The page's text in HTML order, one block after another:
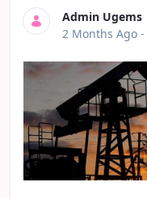
Admin Ugems
Published Date
2 Months Ago -